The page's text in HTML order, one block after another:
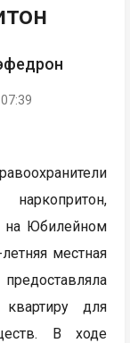
на Юбилейном
местная
для
В ходе